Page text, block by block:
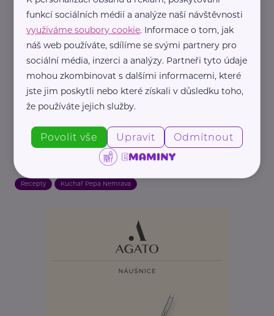
Související články
Pepa Nemrava
Kuře s nádivkou
Recepty Kuchař Pepa Nemrava
funkcí sociálních médií a analýze naší návštěvnosti
využíváme soubory cookie. Informace o tom, jak
náš web používáte, sdílíme se svými partnery pro
sociální média, inzerci a analýzy. Partneři tyto údaje
mohou zkombinovat s dalšími informacemi, které
jste jim poskytli nebo které získali v důsledku toho,
že používáte jejich služby.
Povolit vše Upravit Odmítnout